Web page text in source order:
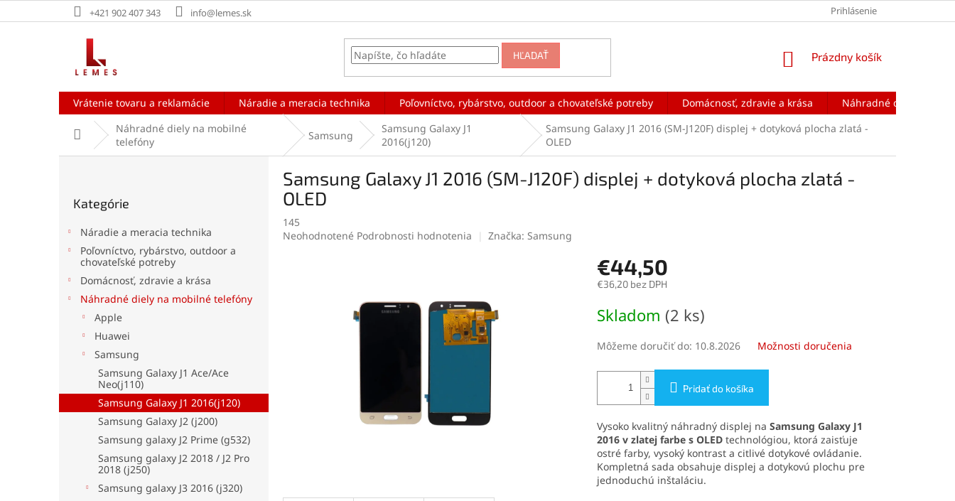
na
+421 902 407 343 info@lemes.sk Prihlásenie
HĽADAŤ
NÁKUPNÝ
Prázdny košík
Vrátenie tovaru a reklamácie Náradie a meracia technika Poľovníctvo, rybárstvo, outdoor a chovateľské potreby Domácnosť, zdravie a krása Náhradné diely na
DomovNáhradné diely na mobilné
telefóny
Samsung
Samsung Galaxy J1
2016(j120)
Samsung Galaxy J1 2016 (SM-J120F) displej + dotyková plocha zlatá -
OLED
kategórie
Kategórie
Náradie a meracia technika
Poľovníctvo, rybárstvo, outdoor a
chovateľské potreby
Domácnosť, zdravie a krása
Náhradné diely na mobilné telefóny
Apple
Huawei
Samsung
Samsung Galaxy J1 Ace/Ace
Neo(j110)
Samsung Galaxy J1 2016(j120)
Samsung Galaxy J2 (j200)
Samsung galaxy J2 Prime (g532)
Samsung galaxy J2 2018 / J2 Pro
2018 (j250)
Samsung galaxy J3 2016 (j320)
Samsung Galaxy J1 2016 (SM-J120F) displej + dotyková plocha zlatá -
OLED
145
Priemerné
Neohodnotené Podrobnosti hodnotenia Značka: Samsung
€44,50
€36,20 bez DPH
cena:
Skladom (2 ks)
Môžeme doručiť do: 10.8.2026 Možnosti doručenia
Pridať do košíka
Vysoko kvalitný náhradný displej na Samsung Galaxy J1
2016 v zlatej farbe s OLEDtechnológiou, ktorá zaisťuje
ostré farby, vysoký kontrast a citlivé dotykové ovládanie.
Kompletná sada obsahuje displej a dotykovú plochu pre
jednoduchú inštaláciu.